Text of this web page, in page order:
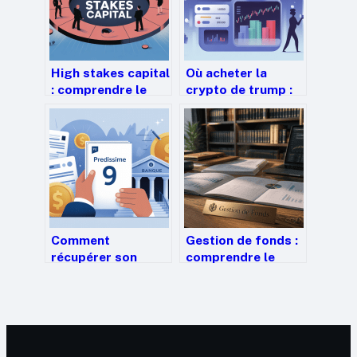
High stakes capital
: comprendre le
fonds, la stratégie
et les opportunités
Où acheter la
crypto de trump :
plateformes,
risques et mode
d’emploi
Comment
récupérer son
recours
Gestion de fonds :
comprendre le
investissements